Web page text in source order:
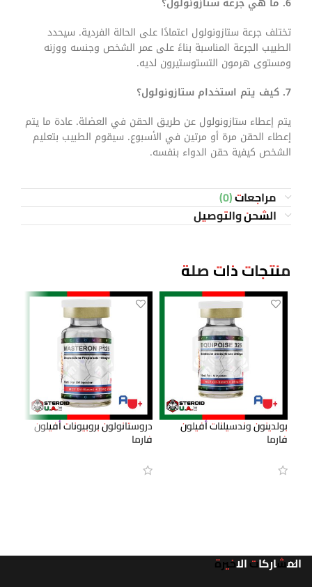
تختلف جرعة ستازونولول اعتمادًا على الحالة الفردية. سيحدد
الطبيب الجرعة المناسبة بناءً على عمر الشخص وجنسه ووزنه
ومستوى هرمون التستوستيرون لديه.
7. كيف يتم استخدام ستازونولول؟
يتم إعطاء ستازونولول عن طريق الحقن في العضلة. عادة ما يتم
إعطاء الحقن مرة أو مرتين في الأسبوع. سيقوم الطبيب بتعليم
الشخص كيفية حقن الدواء بنفسه.
مراجعات (0)
الشحن والتوصيل
منتجات ذات صلة
بولدينون وندسيلنات أفيلون
فارما
دروستانولون بروبيونات أفيلون
فارما
المشاركات الاخيرة